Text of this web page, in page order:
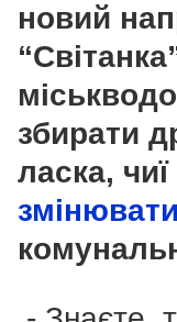
новий
збирати
ласка,